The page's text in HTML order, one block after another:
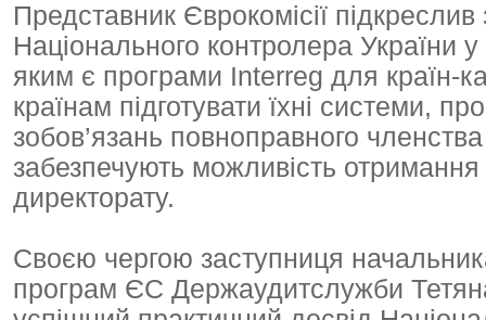
Представник Єврокомісії
Національного контролера України
яким є програми Interreg для країн-
країнам підготувати їхні системи,
зобов’язань повноправного
забезпечують можливість
директорату.
Своєю чергою заступниця
програм ЄС Держаудитслужби